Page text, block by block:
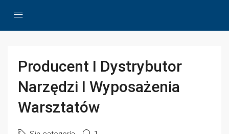
Producent I Dystrybutor
Narzędzi I Wyposażenia
Warsztatów